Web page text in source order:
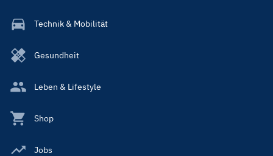
Technik & Mobilität
Gesundheit
Leben & Lifestyle
Shop
Jobs